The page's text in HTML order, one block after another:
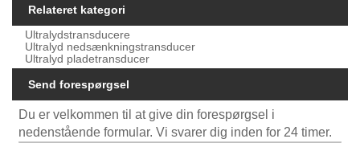
Relateret kategori
Ultralydstransducere
Ultralyd nedsænkningstransducer
Ultralyd pladetransducer
Send forespørgsel
Du er velkommen til at give din forespørgsel i
nedenstående formular. Vi svarer dig inden for 24 timer.